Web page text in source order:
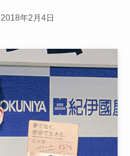
2018年2月4日